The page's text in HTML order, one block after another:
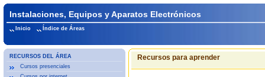
Instalaciones, Equipos y Aparatos Electrónicos
Inicio Índice de Áreas
RECURSOS DEL ÁREA
Cursos presenciales
Recursos para aprender